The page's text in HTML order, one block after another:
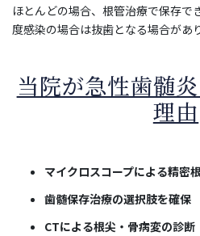
ほとんどの場合、根管治療で保存で
度感染の場合は抜歯となる場合があ
当院が急性歯髄
理由
マイクロスコープによる精密
歯髄保存治療の選択肢を確保
CTによる根尖・骨病変の診断